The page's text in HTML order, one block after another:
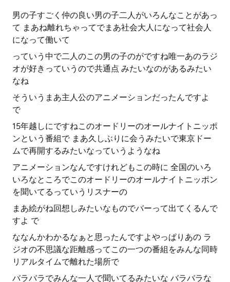
男の子すごく仲の良い男の子二人がいろんなことがあっ
て まあね離れちゃってでまあ社会大人になって社会人
になって働いて
っていう中で二人のこの男の子のがですね唯一あのラジ
オが好きっていうので共通点 みたいなのがあるみたい
なね
そういうまあ主人公のアニメーションだったんですよ
で
15年越しにですねこのオードリーのオールナイトニッポ
ンという番組で まあ久しぶりに会うみたいで東京ドー
ムで再開するみたいなっていうようなね
アニメーションなんですけれどもこの時に 全国のいろ
いろなところでこのオードリーのオールナイトニッポン
を聞いてるっていうリスナーの
まあ絵がね回想しみたいなものでバーって出てくるんで
すよ で
ななんかわかるなぁと思ったんですよやっぱりあの ラ
ジオの不思議な距離感ってこの一つの番組をみんな同時
リアルタイムで離れた場所で
バラバラでみんな一人で聞いてるみたいな バラバラな